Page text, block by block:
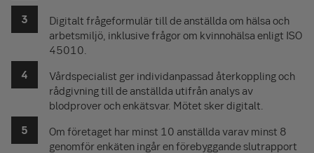
Digitalt frågeformulär till de anställda om hälsa och
arbetsmiljö, inklusive frågor om kvinnohälsa enligt ISO
45010.
Vårdspecialist ger individanpassad återkoppling och
rådgivning till de anställda utifrån analys av
blodprover och enkätsvar. Mötet sker digitalt.
Om företaget har minst 10 anställda varav minst 8
genomför enkäten ingår en förebyggande slutrapport